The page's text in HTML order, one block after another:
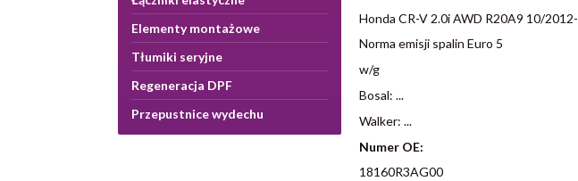
Elementy montażowe
Tłumiki seryjne
Regeneracja DPF
Przepustnice wydechu
Honda CR-V 2.0i AWD R20A9 10/2012-
Norma emisji spalin Euro 5
w/g
Bosal: ...
Walker: ...
Numer OE:
18160R3AG00